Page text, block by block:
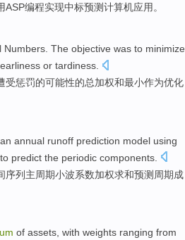
ASP编程实现中标预测计算机应用。
Numbers . The objective was to minimize
or tardiness
受惩罚的可能性的总加权和最小作为优化
annual runoff prediction model using
to predict the periodic components
序列主周期小波系数加权求和预测周期成
of assets, with weights ranging from